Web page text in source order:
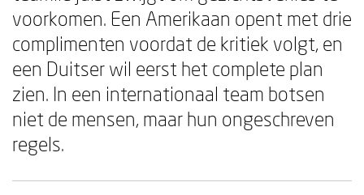
voorkomen. Een Amerikaan opent met drie
complimenten voordat de kritiek volgt, en
een Duitser wil eerst het complete plan
zien. In een internationaal team botsen
niet de mensen, maar hun ongeschreven
regels.